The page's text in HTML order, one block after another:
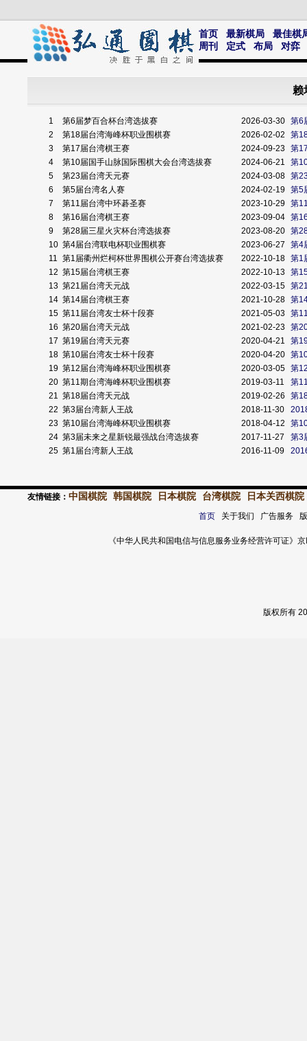
首页 最新棋局
最佳棋
周刊
定式 布局 对弈
赖
1 第6届梦百合杯台湾选拔赛 2026-03-30 第6
2
第18届台湾海峰杯职业围棋赛 2026-02-02
第
3
第17届台湾棋王赛 2024-09-23 第
4
第10届国手山脉国际围棋大会台湾选拔赛 2024-06-21
第
5
第23届台湾天元赛 2024-03-08 第
6
第5届台湾名人赛 2024-02-19 第5
7
第11届台湾中环碁圣赛 2023-10-29 第
8
第16届台湾棋王赛 2023-09-04 第
9
第28届三星火灾杯台湾选拔赛 2023-08-20 第
10 第4届台湾联电杯职业围棋赛 2023-06-27
第4
11 第1届衢州烂柯杯世界围棋公开赛台湾选拔赛 2022-10-18 第1
12 第15届台湾棋王赛 2022-10-13 第
13 第21届台湾天元战 2022-03-15 第
14 第14届台湾棋王赛 2021-10-28 第
15 第11届台湾友士杯十段赛 2021-05-03 第
16 第20届台湾天元战 2021-02-23 第
17 第19届台湾天元赛 2020-04-21
第
18 第10届台湾友士杯十段赛 2020-04-20 第
19 第12届台湾海峰杯职业围棋赛 2020-03-05 第
20 第11期台湾海峰杯职业围棋赛 2019-03-11
第
21 第18届台湾天元战 2019-02-26
第
22 第3届台湾新人王战 2018-11-30
23 第10届台湾海峰杯职业围棋赛 2018-04-12
第
24 第3届未来之星新锐最强战台湾选拔赛 2017-11-27
第3
25 第1届台湾新人王战 2016-11-09
友情链接： 中国棋院 韩国棋院 日本棋院 台湾棋院 日本关西棋院
首页关于我们 广告服务
《中华人民共和国电信与信息服务业务经营许可证
版权所有